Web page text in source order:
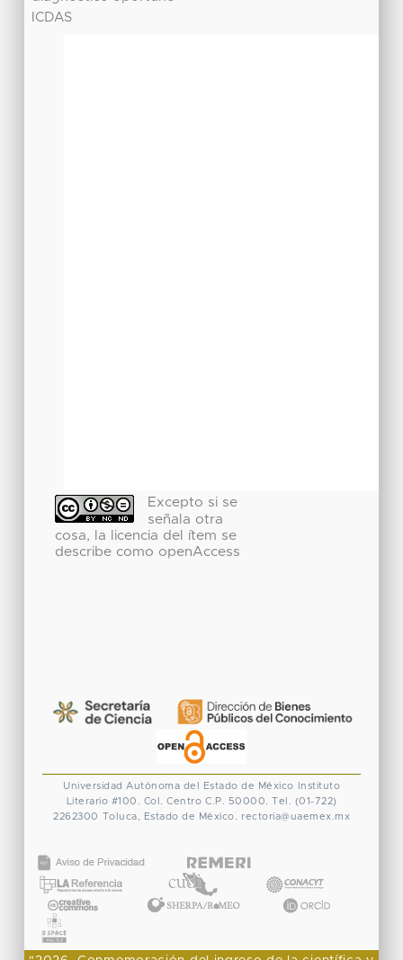
ICDAS
Excepto si se
señala otra
cosa, la licencia del ítem se
describe como openAccess
Universidad Autónoma del Estado de México
Instituto
Literario #100. Col. Centro C.P. 50000. Tel. (01-722)
2262300 Toluca, Estado de México. rectoria@uaemex.mx